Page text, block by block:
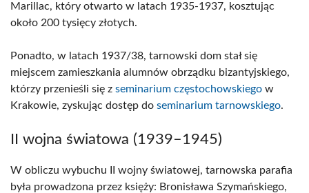
Marillac, który otwarto w latach 1935-1937, kosztując
około 200 tysięcy złotych.
Ponadto, w latach 1937/38, tarnowski dom stał się
miejscem zamieszkania alumnów obrządku bizantyjskiego,
którzy przenieśli się z seminarium częstochowskiego w
Krakowie, zyskując dostęp do seminarium tarnowskiego.
II wojna światowa (1939–1945)
W obliczu wybuchu II wojny światowej, tarnowska parafia
była prowadzona przez księży: Bronisława Szymańskiego,